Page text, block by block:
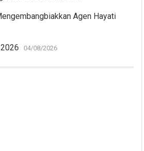
Agen Hayati
04/08/2026